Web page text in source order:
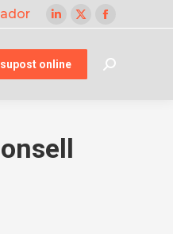
Linkedin
opens
X
opens
Facebook
opens
online Search: